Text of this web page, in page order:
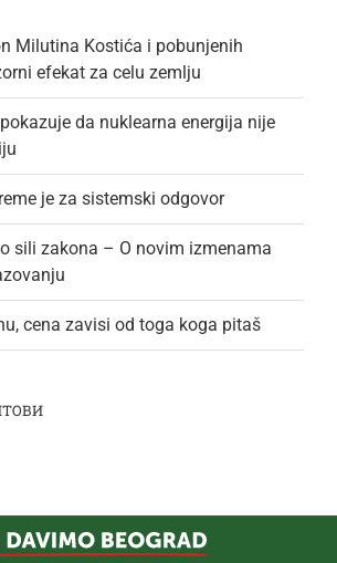
Milutina Kostića i pobunjenih
efekat za celu zemlju
da nuklearna energija nije
je za sistemski odgovor
sili zakona – O novim izmenama
cena zavisi od toga koga pitaš